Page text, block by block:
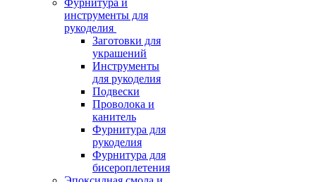
Фурнитура и
инструменты для
рукоделия
Заготовки для
украшений
Инструменты
для рукоделия
Подвески
Проволока и
канитель
Фурнитура для
рукоделия
Фурнитура для
бисероплетения